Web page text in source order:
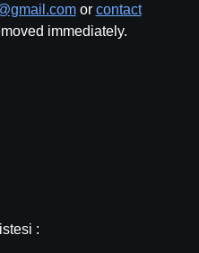
or contact
immediately.
: